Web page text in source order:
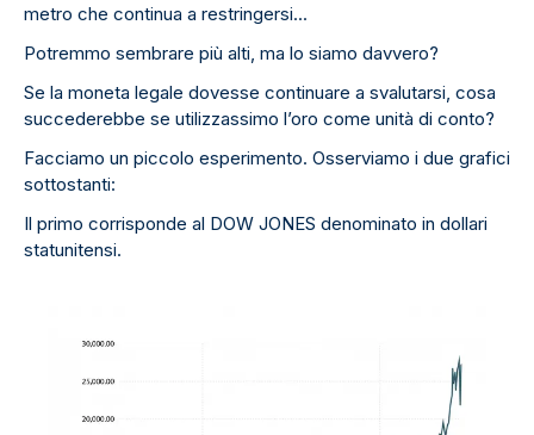
metro che continua a restringersi...
Potremmo sembrare più alti, ma lo siamo davvero?
Se la moneta legale dovesse continuare a svalutarsi, cosa
succederebbe se utilizzassimo l’oro come unità di conto?
Facciamo un piccolo esperimento. Osserviamo i due grafici
sottostanti:
Il primo corrisponde al DOW JONES denominato in dollari
statunitensi.